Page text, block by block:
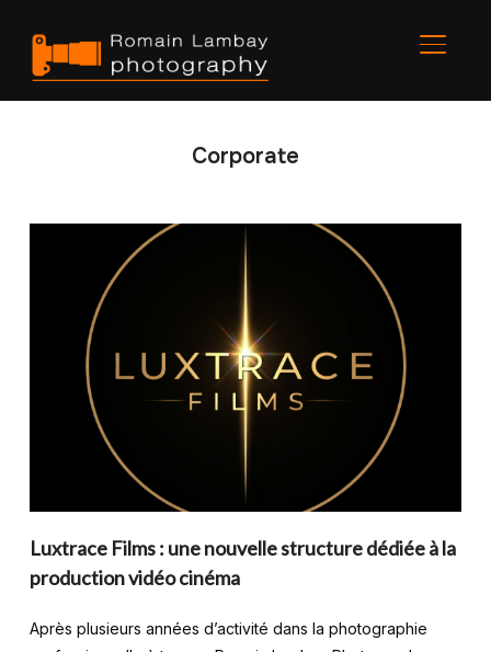
Corporate
Luxtrace Films : une nouvelle structure dédiée à la
production vidéo cinéma
Après plusieurs années d’activité dans la photographie